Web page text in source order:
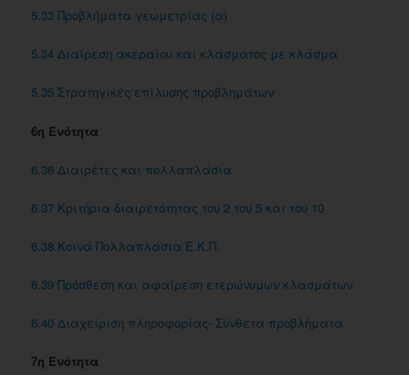
5.33 Προβλήματα γεωμετρίας (α)
5.34 Διαίρεση ακεραίου και κλάσματος με κλάσμα
5.35 Στρατηγικές επίλυσης προβλημάτων
6η Ενότητα
6.36 Διαιρέτες και πολλαπλάσια
6.37 Κριτήρια διαιρετότητας του 2 του 5 και του 10
6.38 Kοινά Πολλαπλάσια E.K.Π.
6.39 Πρόσθεση και αφαίρεση ετερώνυμων κλασμάτων
6.40 Διαχείριση πληροφορίας- Σύνθετα προβλήματα
7η Ενότητα